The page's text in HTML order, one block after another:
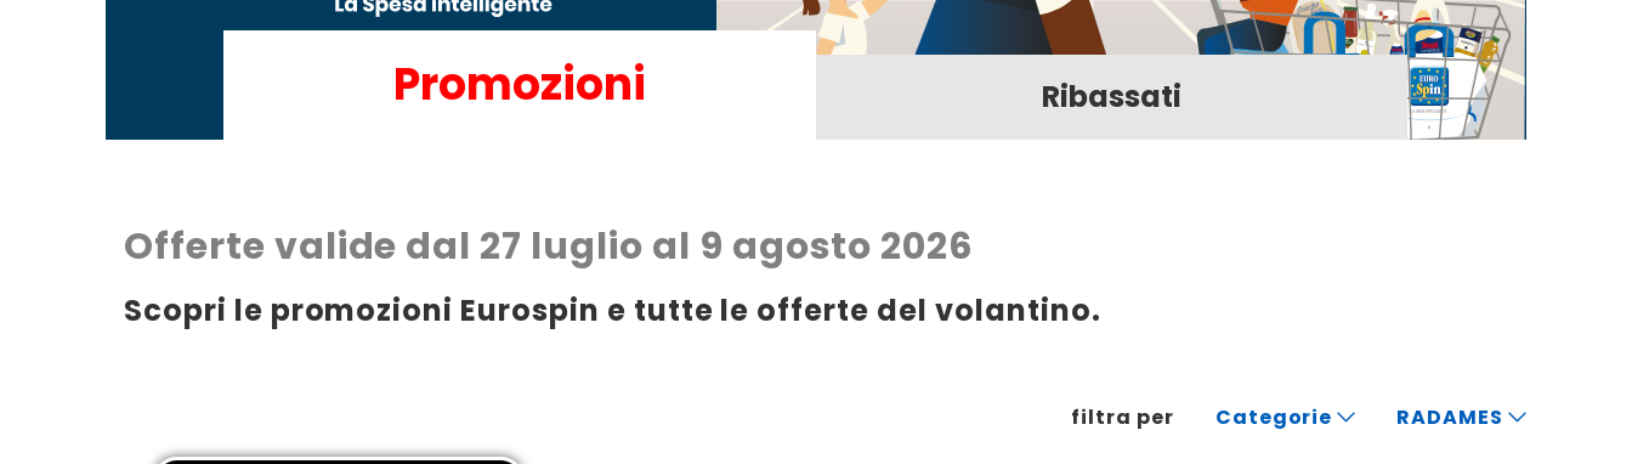
Promozioni Ribassati
Offerte valide dal 27 luglio al 9 agosto 2026
Scopri le promozioni Eurospin e tutte le offerte del volantino.
filtra per Categorie RADAMES